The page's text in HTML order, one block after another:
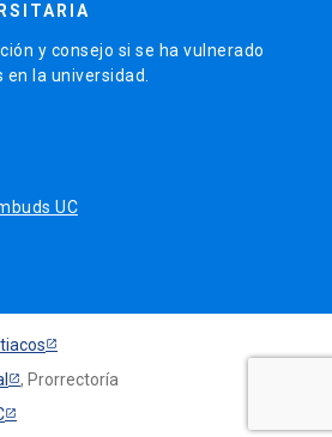
y consejo si se ha vulnerado
en la universidad.
UC
, Prorrectoría